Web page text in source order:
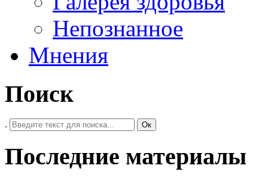
Непознанное
Мнения
Поиск
. Ок
Последние материалы